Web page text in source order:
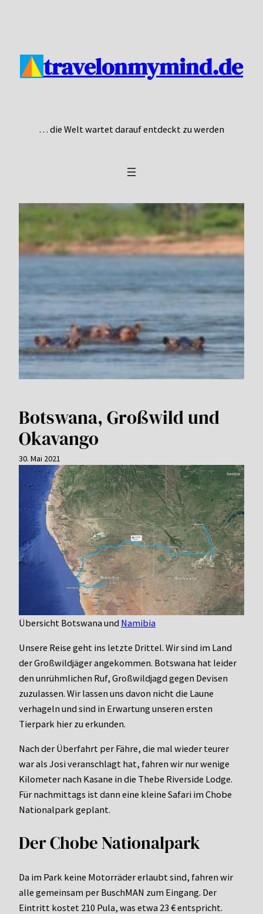
travelonmymind.de
… die Welt wartet darauf entdeckt zu werden
Botswana, Großwild und
Okavango
30. Mai 2021
Übersicht Botswana und Namibia
Unsere Reise geht ins letzte Drittel. Wir sind im Land
der Großwildjäger angekommen. Botswana hat leider
den unrühmlichen Ruf, Großwildjagd gegen Devisen
zuzulassen. Wir lassen uns davon nicht die Laune
verhageln und sind in Erwartung unseren ersten
Tierpark hier zu erkunden.
Nach der Überfahrt per Fähre, die mal wieder teurer
war als Josi veranschlagt hat, fahren wir nur wenige
Kilometer nach Kasane in die Thebe Riverside Lodge.
Für nachmittags ist dann eine kleine Safari im Chobe
Nationalpark geplant.
Der Chobe Nationalpark
Da im Park keine Motorräder erlaubt sind, fahren wir
alle gemeinsam per BuschMAN zum Eingang. Der
Eintritt kostet 210 Pula, was etwa 23 € entspricht.